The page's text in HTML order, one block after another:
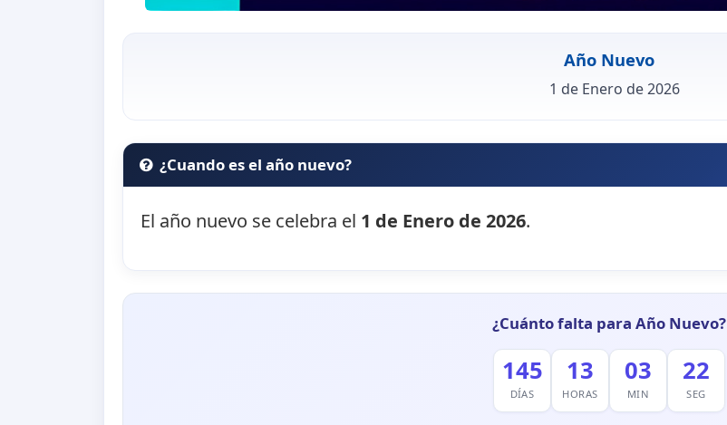
Año Nuevo
1 de Enero de 2026
¿Cuando es el año nuevo?
El año nuevo se celebra el 1 de Enero de 2026.
¿Cuánto falta para Año Nuevo?
145
DÍAS
13
HORAS
03
MIN
20
SEG